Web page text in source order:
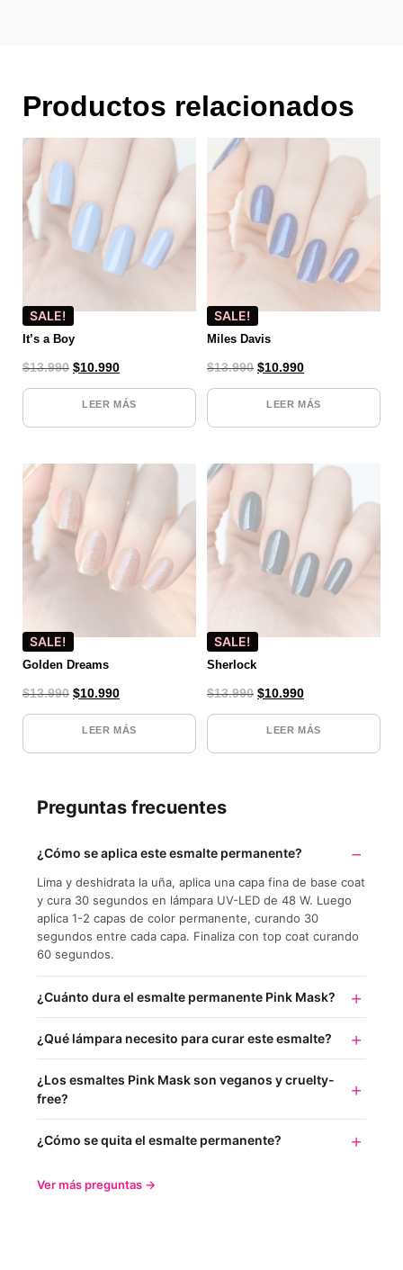
Productos relacionados
SALE!
It’s a Boy
$13.990 $10.990
LEER MÁS
SALE!
Miles Davis
$13.990 $10.990
LEER MÁS
SALE!
Golden Dreams
$13.990 $10.990
LEER MÁS
SALE!
Sherlock
$13.990 $10.990
LEER MÁS
Preguntas frecuentes
¿Cómo se aplica este esmalte permanente?
Lima y deshidrata la uña, aplica una capa fina de base coat
y cura 30 segundos en lámpara UV-LED de 48 W. Luego
aplica 1-2 capas de color permanente, curando 30
segundos entre cada capa. Finaliza con top coat curando
60 segundos.
¿Cuánto dura el esmalte permanente Pink Mask?
¿Qué lámpara necesito para curar este esmalte?
¿Los esmaltes Pink Mask son veganos y cruelty-
free?
¿Cómo se quita el esmalte permanente?
Ver más preguntas →